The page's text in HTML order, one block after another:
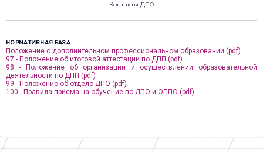
Контакты ДПО
НОРМАТИВНАЯ БАЗА
Положение о дополнительном профессиональном образовании (pdf)
97 - Положение об итоговой аттестации по ДПП (pdf)
98 - Положение об организации и осуществлении образовательной
деятельности по ДПП (pdf)
99 - Положение об отделе ДПО (pdf)
100 - Правила приема на обучение по ДПО и ОППО (pdf)